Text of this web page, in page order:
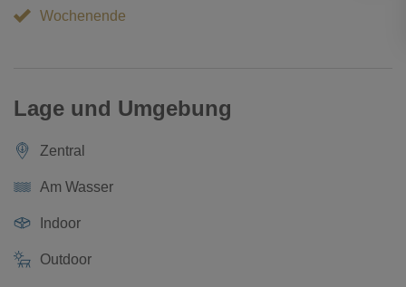
Wochenende
Lage und Umgebung
Zentral
Am Wasser
Indoor
Outdoor